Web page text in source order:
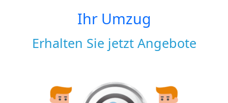
Ihr Umzug
Erhalten Sie jetzt Angebote